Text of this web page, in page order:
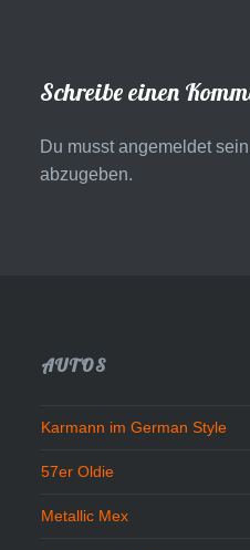
Schreibe einen
Du musst angemeldet
abzugeben.
AUTOS
Karmann im German Style
57er Oldie
Metallic Mex